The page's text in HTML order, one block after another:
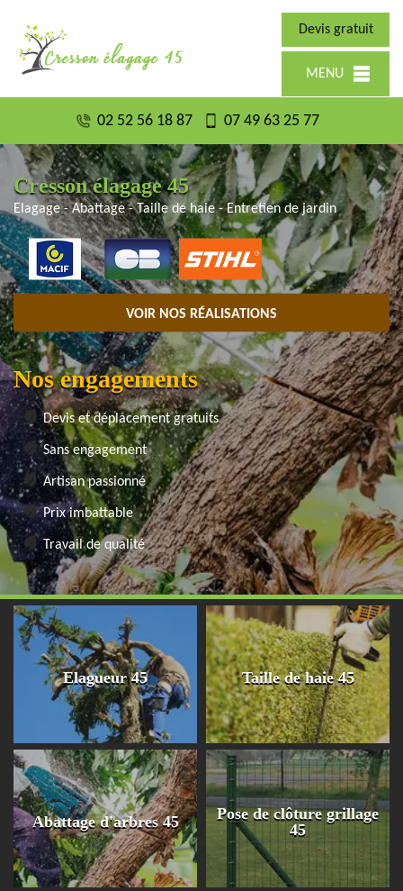
Devis gratuit
MENU
02 52 56 18 87 07 49 63 25 77
Cresson élagage 45
Elagage - Abattage - Taille de haie - Entretien de jardin
VOIR NOS RÉALISATIONS
Nos engagements
Devis et déplacement gratuits
Sans engagement
Artisan passionné
Prix imbattable
Travail de qualité
Elagueur 45 Taille de haie 45
Abattage d'arbres 45
Pose de clôture grillage
45